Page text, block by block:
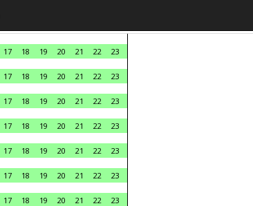
17 18 19 20 21 22
23
17 18 19 20 21 22
23
17 18 19 20 21 22
23
17 18 19 20 21 22
23
17 18 19 20 21 22
23
17 18 19 20 21 22
23
17 18 19 20 21 22
23